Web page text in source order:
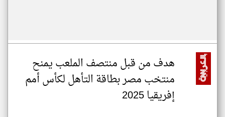
هدف من قبل منتصف الملعب يمنح
منتخب مصر بطاقة التأهل لكأس أمم
إفريقيا 2025